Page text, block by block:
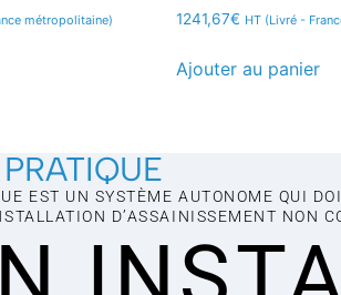
métropolitaine) 1241,67€ HT (Livré -
Ajouter au panier
EST UN SYSTÈME AUTONOME QUI
D’ASSAINISSEMENT NON